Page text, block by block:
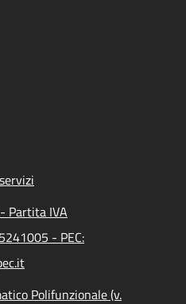
Partita IVA
- PEC:
Polifunzionale (v.